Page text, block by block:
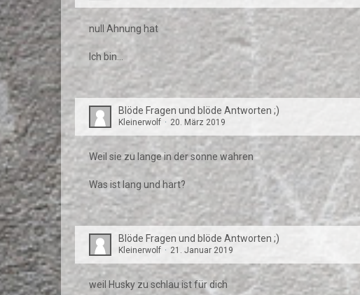
null Ahnung hat
Ich bin...
Blöde Fragen und blöde Antworten ;)
Kleinerwolf 20. März 2019
Weil sie zu lange in der sonne wahren
Was ist lang und hart?
Blöde Fragen und blöde Antworten ;)
Kleinerwolf 21. Januar 2019
weil Husky zu schlau ist für dich